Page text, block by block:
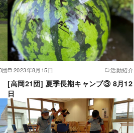
団 2023年8月15日 活動紹介
[高岡21団] 夏季長期キャンプ③ 8月12
日